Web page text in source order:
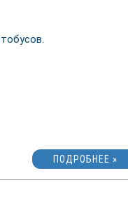
ПОДРОБНЕЕ »